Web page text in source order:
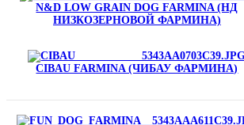
N&D LOW GRAIN DOG FARMINA (НД
НИЗКОЗЕРНОВОЙ ФАРМИНА)
CIBAU FARMINA (ЧИБАУ ФАРМИНА)